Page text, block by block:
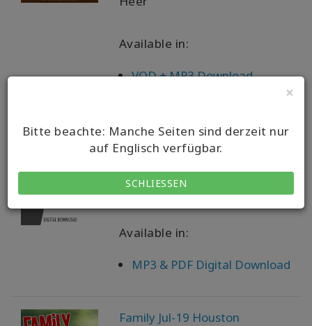
×
Bitte beachte: Manche Seiten sind derzeit nur
auf Englisch verfügbar.
SCHLIESSEN
Available in:
VOD + MP3 Download
End The Fight Create The
Possibilities Aug-19 Teleseries
Gary M. Douglas, Dr. Dain
Heer
Available in:
MP3 & PDF Digital Download
Family Jul-19 Houston